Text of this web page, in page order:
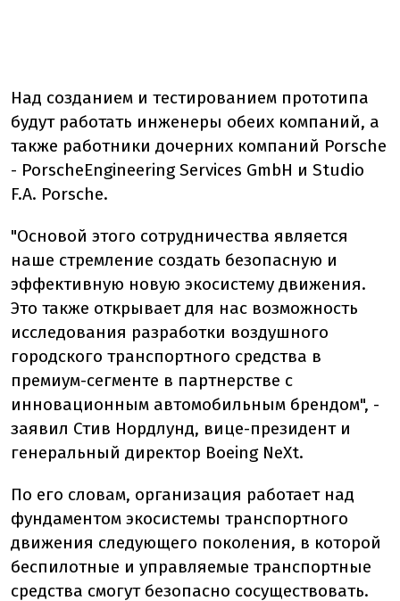
Над созданием и тестированием прототипа
будут работать инженеры обеих компаний, а
также работники дочерних компаний Porsche
- PorscheEngineering Services GmbH и Studio
F.A. Porsche.
"Основой этого сотрудничества является
наше стремление создать безопасную и
эффективную новую экосистему движения.
Это также открывает для нас возможность
исследования разработки воздушного
городского транспортного средства в
премиум-сегменте в партнерстве с
инновационным автомобильным брендом", -
заявил Стив Нордлунд, вице-президент и
генеральный директор Boeing NeXt.
По его словам, организация работает над
фундаментом экосистемы транспортного
движения следующего поколения, в которой
беспилотные и управляемые транспортные
средства смогут безопасно сосуществовать.